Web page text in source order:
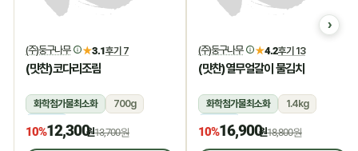
(주)둥구나무 ★3.1후기 7
(맛찬)코다리조림
화학첨가물최소화
700g
냉장
10%12,300원13,700원
(주)둥구나무 ★4.2후기 13
(맛찬)열무얼갈이 물김치
화학첨가물최소화
1.4kg
냉장
10%16,900원18,800원